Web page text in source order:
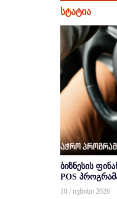
სტატია
ბიზნესის
POS
10 / ივნისი 2026